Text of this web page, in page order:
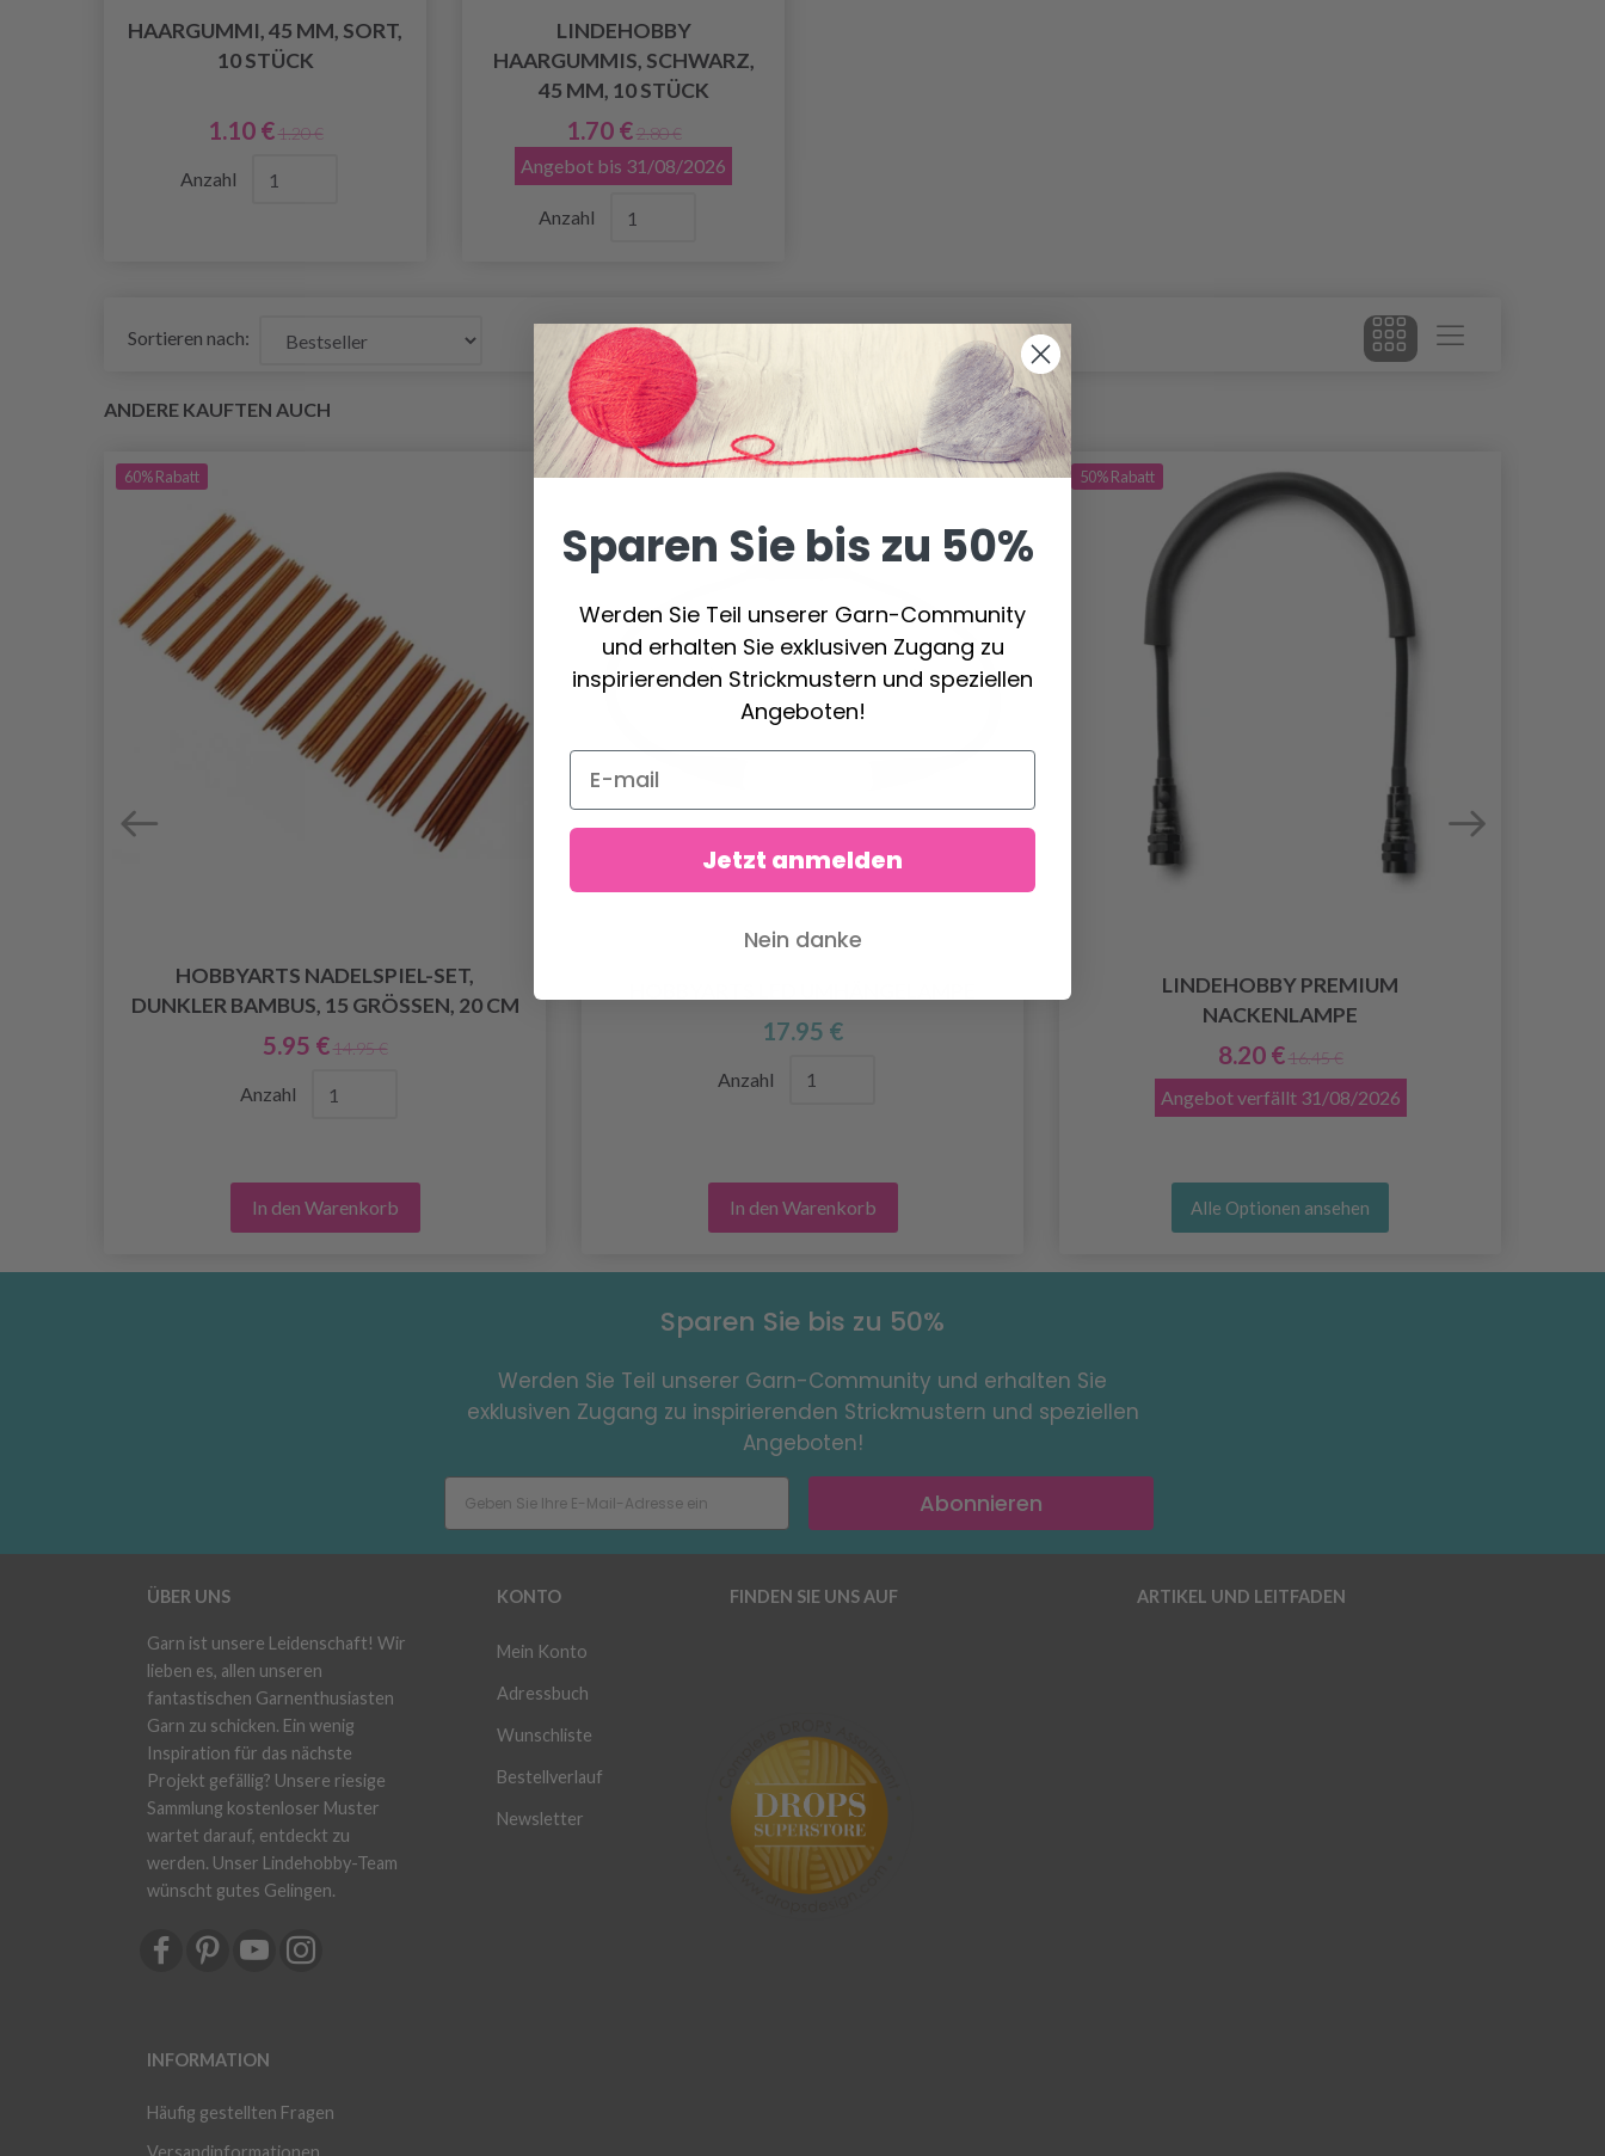
HAARGUMMI, 45 MM, SORT,
10 STÜCK
1.10 € 1.20 €
Anzahl
LINDEHOBBY
HAARGUMMIS, SCHWARZ,
45 MM, 10 STÜCK
1.70 € 2.80 €
Angebot bis 31/08/2026
Anzahl
Sortieren nach:
ANDERE KAUFTEN AUCH
60%Rabatt
HOBBYARTS NADELSPIEL-SET,
DUNKLER BAMBUS, 15 GRÖSSEN, 20 CM
5.95 € 14.95 €
Anzahl
In den Warenkorb
17.95 €
Anzahl
In den Warenkorb
50%Rabatt
LINDEHOBBY PREMIUM
NACKENLAMPE
8.20 € 16.45 €
Angebot verfällt 31/08/2026
Alle Optionen ansehen
Sparen Sie bis zu 50%
Werden Sie Teil unserer Garn-Community und erhalten Sie
exklusiven Zugang zu inspirierenden Strickmustern und speziellen
Angeboten!
Abonnieren
ÜBER UNS
Garn ist unsere Leidenschaft! Wir
lieben es, allen unseren
fantastischen Garnenthusiasten
Garn zu schicken. Ein wenig
Inspiration für das nächste
Projekt gefällig? Unsere riesige
Sammlung kostenloser Muster
wartet darauf, entdeckt zu
werden. Unser Lindehobby-Team
wünscht gutes Gelingen.
INFORMATION
Häufig gestellten Fragen
KONTO
Mein Konto
Adressbuch
Wunschliste
Bestellverlauf
Newsletter
FINDEN SIE UNS AUF ARTIKEL UND LEITFADEN
Sparen Sie bis zu 50%
Werden Sie Teil unserer Garn-Community
und erhalten Sie exklusiven Zugang zu
inspirierenden Strickmustern und speziellen
Angeboten!
Jetzt anmelden
Nein danke